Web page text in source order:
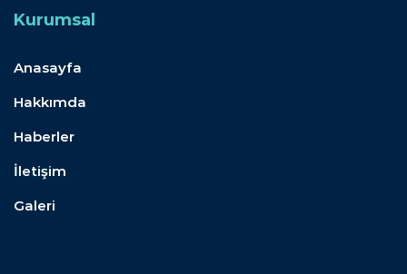
Kurumsal
Anasayfa
Hakkımda
Haberler
İletişim
Galeri